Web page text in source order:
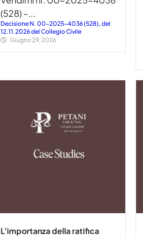
(528) –...
Decisione N. 00-2025-4036 (528), del
12.11.2026 del Collegio Civile
Giugno 29, 2026
L'importanza della ratifica